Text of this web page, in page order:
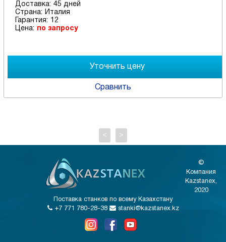
Доставка: 45 дней
Страна:
Италия
Гарантия: 12
Цена: по запросу
Сравнить
< >
©
Компания
Kazstanex,
2020
Поставка станков по всему Казахстану
+7 771 780-28-38
stanki@kazstanex.kz